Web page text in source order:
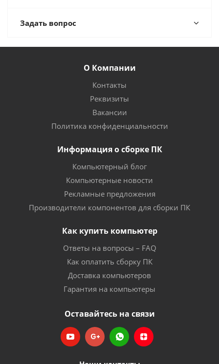
Задать вопрос
О Компании
Контакты
Реквизиты
Вакансии
Политика конфиденциальности
Информация о сборке ПК
Компьютерный блог
Компьютерные новости
Рекламные предложения
Производители компонентов для сборки ПК
Как купить компьютер
Ответы на вопросы – FAQ
Как оплатить сборку ПК
Доставка компьютеров
Гарантия на компьютеры
Оставайтесь на связи